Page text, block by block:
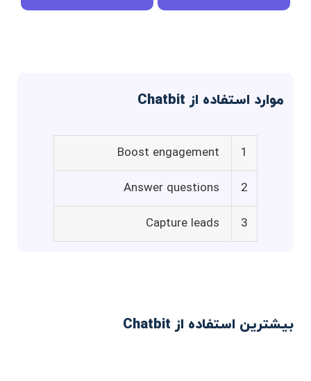
موارد استفاده از Chatbit
1
Boost engagement
2
Answer questions
3
Capture leads
بیشترین استفاده از Chatbit